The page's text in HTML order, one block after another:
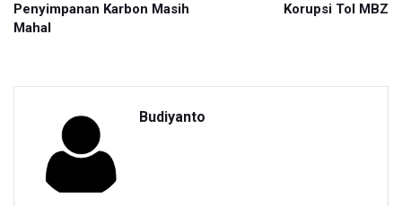
Penyimpanan Karbon Masih
Mahal
Korupsi Tol MBZ
Budiyanto